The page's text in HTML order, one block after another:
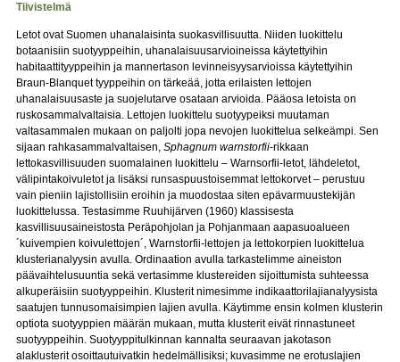
Tiivistelmä
Letot ovat Suomen uhanalaisinta suokasvillisuutta. Niiden luokittelu
botaanisiin suo­tyyppeihin, uhanalaisuusarvioineissa käytettyihin
habitaattityyppeihin ja mannertason levinneisyysarvioissa käytettyihin
Braun-Blanquet tyyppeihin on tärkeää, jotta erilaisten lettojen
uhanalaisuusaste ja suojelutarve osataan arvioida. Pääosa letoista on
ruskosammalvaltaisia. Lettojen luokittelu suotyypeiksi muutaman
valtasammalen mukaan on paljolti jopa nevojen luokittelua selkeämpi. Sen
sijaan rahkasammalvaltaisen, Sphag­num warnstorfii-rikkaan
lettokasvillisuuden suomalainen luokittelu – Warnsorfii-letot, lähdeletot,
välipintakoivuletot ja lisäksi runsaspuustoisemmat lettokorvet – perustuu
vain pieniin lajistollisiin eroihin ja muodostaa siten epävarmuustekijän
luokittelussa. Testasimme Ruuhijärven (1960) klassisesta
kasvillisuusaineistosta Peräpohjolan ja Pohjanmaan aapasuoalueen
´kuivempien koivulettojen´, Warnstorfii-lettojen ja lettokorpien luokittelua
klusterianalyysin avulla. Ordinaation avulla tarkastelimme aineiston
päävaihtelusuuntia sekä vertasimme klustereiden sijoittumista suhteessa
alkuperäisiin suotyyppeihin. Klusterit nimesimme indikaattorilajianalyysista
saatujen tunnusomai­simpien lajien avulla. Käytimme ensin kolmen klusterin
optiota suotyyppien määrän mukaan, mutta klusterit eivät rinnastuneet
suotyyppeihin. Suotyyppitulkinnan kannalta seuraavan jakotason
alaklusterit osoittautuivatkin hedelmällisiksi; kuvasimme ne ero­tuslajien